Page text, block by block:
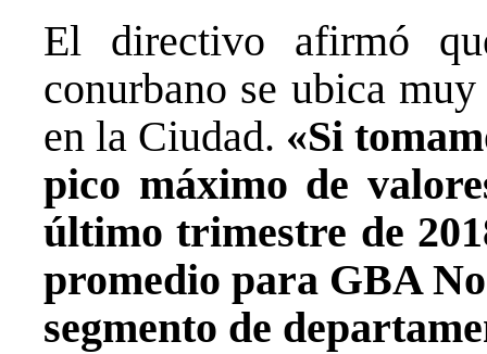
El directivo afirmó
conurbano se ubica
en la Ciudad. «Si
pico máximo de
último trimestre de
promedio para GBA
segmento de